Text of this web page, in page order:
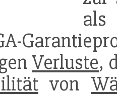
als
Verluste,
von